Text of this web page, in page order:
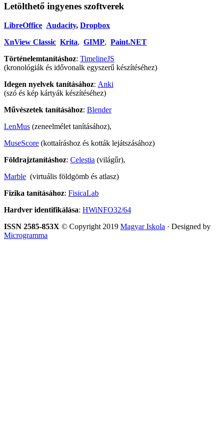
Letölthető ingyenes szoftverek
LibreOffice Audacity, Dropbox
XnView Classic Krita, GIMP, Paint.NET
Történelemtanításhoz: TimelineJS
(kronológiák és idővonalk egyszerű készítéséhez)
Idegen nyelvek tanításához: Anki
(szó és kép kártyák készítéséhez)
Művészetek tanításához: Blender
LenMus (zeneelmélet tanításához),
MuseScore (kottaíráshoz és kották lejátszásához)
Földrajztanításhoz: Celestia (világűr),
Marble (virtuális földgömb és atlasz)
Fizika tanításához: FisicaLab
Hardver identifikálása: HWiNFO32/64
ISSN 2585-853X © Copyright 2019 Magyar Iskola · Designed by
Microgramma